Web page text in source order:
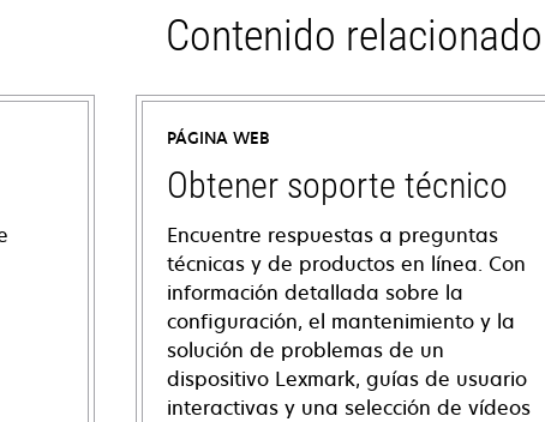
Contenido relacionado
PÁGINA WEB
Obtener soporte técnico
Encuentre respuestas a preguntas
técnicas y de productos en línea. Con
información detallada sobre la
configuración, el mantenimiento y la
solución de problemas de un
dispositivo Lexmark, guías de usuario
interactivas y una selección de vídeos